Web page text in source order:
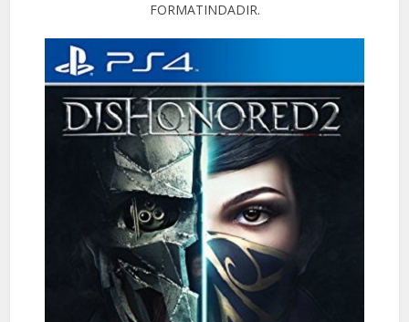
FORMATINDADIR.